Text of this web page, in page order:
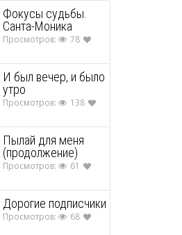
Фокусы судьбы.
Санта-Моника
Просмотров: 78
И был вечер, и было
утро
Просмотров: 138
Пылай для меня
(продолжение)
Просмотров: 61
Дорогие подписчики
Просмотров: 68